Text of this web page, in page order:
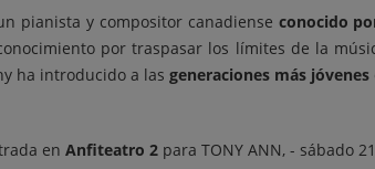
pianista y compositor canadiense conocido
por traspasar los límites de la
ha introducido a las generaciones más jóvenes
en Anfiteatro 2 para TONY ANN, - sábado